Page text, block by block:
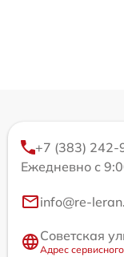
+7 (383) 242-
Ежедневно с
info@re-
Советская
Адрес